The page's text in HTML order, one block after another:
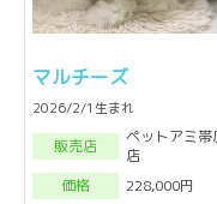
マルチーズ
2026/2/1生まれ
販売店
ペットアミ帯
店
価格
228,000円